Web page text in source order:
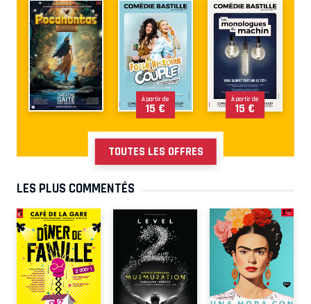
À partir de
15 €
À partir de
15 €
TOUTES LES OFFRES
LES PLUS COMMENTÉS